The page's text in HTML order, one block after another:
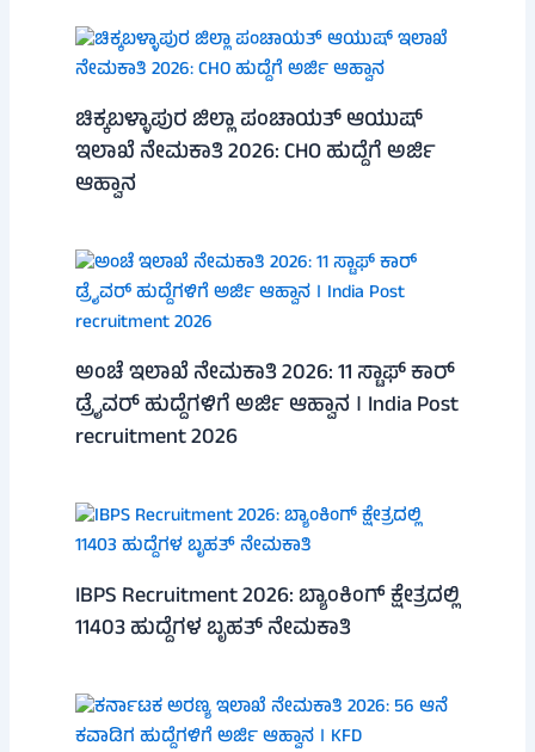
ಚಿಕ್ಕಬಳ್ಳಾಪುರ ಜಿಲ್ಲಾ ಪಂಚಾಯತ್ ಆಯುಷ್
ಇಲಾಖೆ ನೇಮಕಾತಿ 2026: CHO ಹುದ್ದೆಗೆ ಅರ್ಜಿ
ಆಹ್ವಾನ
ಅಂಚೆ ಇಲಾಖೆ ನೇಮಕಾತಿ 2026: 11 ಸ್ಟಾಫ್ ಕಾರ್
ಡ್ರೈವರ್ ಹುದ್ದೆಗಳಿಗೆ ಅರ್ಜಿ ಆಹ್ವಾನ । India Post
recruitment 2026
IBPS Recruitment 2026: ಬ್ಯಾಂಕಿಂಗ್ ಕ್ಷೇತ್ರದಲ್ಲಿ
11403 ಹುದ್ದೆಗಳ ಬೃಹತ್ ನೇಮಕಾತಿ